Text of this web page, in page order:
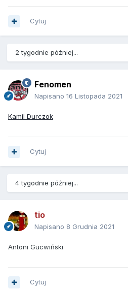
Cytuj
2 tygodnie później...
Fenomen
Napisano 16 Listopada 2021
Kamil Durczok
Cytuj
4 tygodnie później...
tio
Napisano 8 Grudnia 2021
Antoni Gucwiński
Cytuj